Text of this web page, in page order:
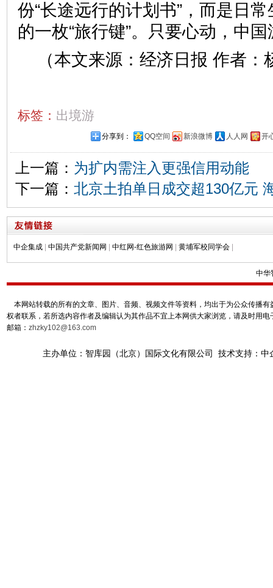
份“长途远行的计划书”，而是日
的一枚“旅行键”。只要心动，中
（本文来源：经济日报 作者：
标签： 出境游
分享到： QQ空间 新浪微博 人人网 开
上一篇： 为扩内需注入更强信用动能
下一篇： 北京土拍单日成交超130亿元
中企集成 中国共产党新闻网 中红网-红色旅游网 黄埔军校同学会
中华
本网站转载的所有的文章、图片、音频、视频文件等资料，均出于为公众传播
权者联系，若所选内容作者及编辑认为其作品不宜上本网供大家浏览，请及时用
邮箱： zhzky102@163.com
主办单位：智库园（北京）国际文化有限公司 技术支持：